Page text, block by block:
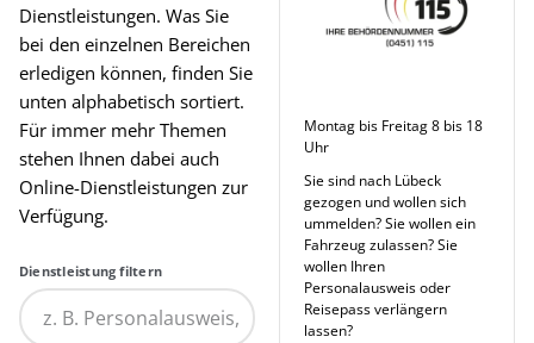
Dienstleistungen. Was Sie
bei den einzelnen Bereichen
erledigen können, finden Sie
unten alphabetisch sortiert.
Für immer mehr Themen
stehen Ihnen dabei auch
Online-Dienstleistungen zur
Verfügung.
Dienstleistung filtern
Montag bis Freitag 8 bis 18
Uhr
Sie sind nach Lübeck
gezogen und wollen sich
ummelden? Sie wollen ein
Fahrzeug zulassen? Sie
wollen Ihren
Personalausweis oder
Reisepass verlängern
lassen?